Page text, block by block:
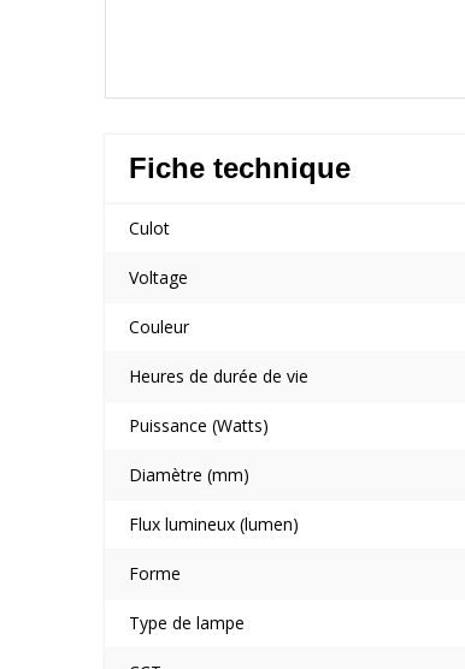
Fiche technique
Culot
Voltage
Couleur
Heures de durée de vie
Puissance (Watts)
Diamètre (mm)
Flux lumineux (lumen)
Forme
Type de lampe